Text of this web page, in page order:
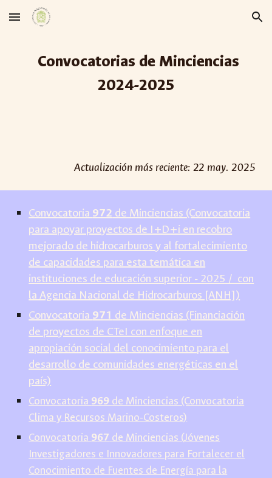
Skip to main content Skip to navigation
Convocatorias de Minciencias
2024-2025
Actualización más reciente: 22 may. 2025
Convocatoria 972 de Minciencias (Convocatoria
para apoyar proyectos de I+D+i en recobro
mejorado de hidrocarburos y al fortalecimiento
de capacidades para esta temática en
instituciones de educación superior - 2025 / con
la Agencia Nacional de Hidrocarburos [ANH])
Convocatoria 971 de Minciencias (Financiación
de proyectos de CTeI con enfoque en
apropiación social del conocimiento para el
desarrollo de comunidades energéticas en el
país)
Convocatoria 969 de Minciencias (Convocatoria
Clima y Recursos Marino-Costeros)
Convocatoria 967 de Minciencias (Jóvenes
Investigadores e Innovadores para Fortalecer el
Conocimiento de Fuentes de Energía para la